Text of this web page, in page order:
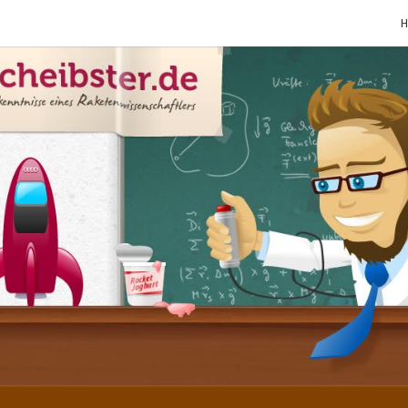
Gutbürgerliche
Reime Und
Mehr! In
Blogform.
Total Old
School!